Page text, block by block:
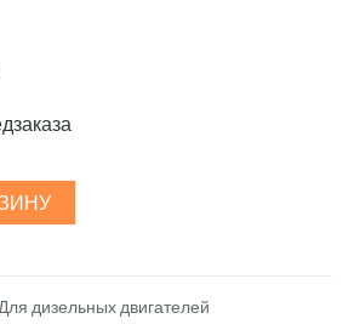
Для дизельных двигателей